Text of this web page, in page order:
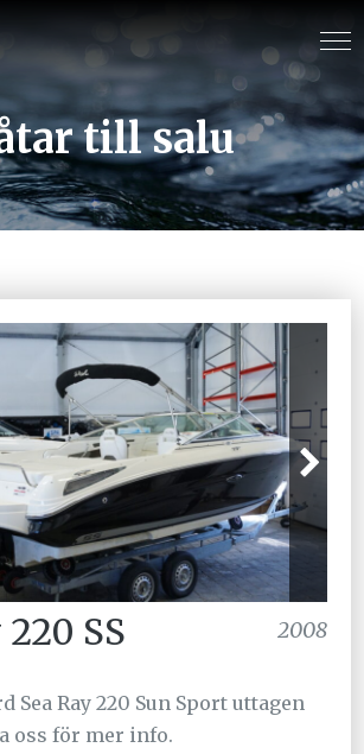
till salu
220 SS 2008
Sea Ray 220 Sun Sport uttagen
oss för mer info.